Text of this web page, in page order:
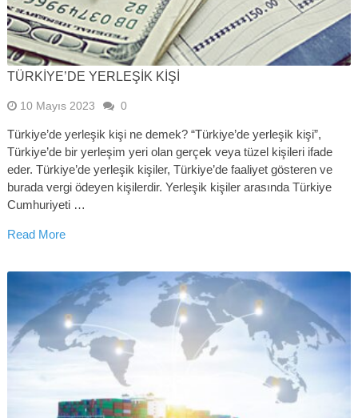
TÜRKIYE’DE YERLEŞIK KIŞI
10 Mayıs 2023 0
Türkiye’de yerleşik kişi ne demek? “Türkiye’de yerleşik kişi”,
Türkiye’de bir yerleşim yeri olan gerçek veya tüzel kişileri ifade
eder. Türkiye’de yerleşik kişiler, Türkiye’de faaliyet gösteren ve
burada vergi ödeyen kişilerdir. Yerleşik kişiler arasında Türkiye
Cumhuriyeti …
Read More